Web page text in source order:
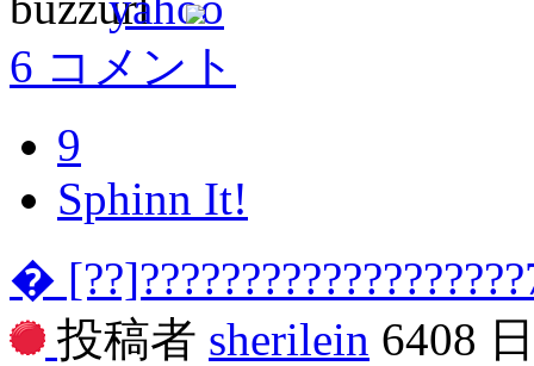
6 コメント
9
Sphinn It!
�
投稿者 sherilein 6408